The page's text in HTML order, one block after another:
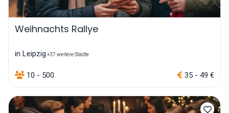
Weihnachts Rallye
in Leipzig +37 weitere Städte
10 - 500 35 - 49 €